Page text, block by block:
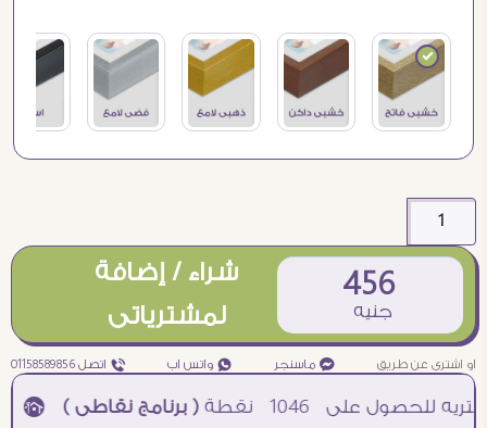
456
جنيه
شراء / إضافة
لمشترياتى
او اشترى عن طريق ¥ ماسنجر ₧ واتس اب ƒ اتصل 01158589856
1046 نقطة( برنامج نقاطى )à خصم 5% للعملاء الجدد à شحن مجانى عند الشراء ب 4000 جنيه à